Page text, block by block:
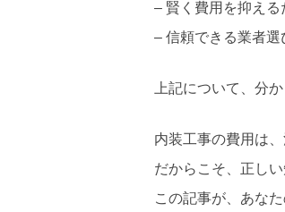
– 賢く費用を抑え
– 信頼できる業者
上記について、分
内装工事の費用は
だからこそ、正し
この記事が、あな